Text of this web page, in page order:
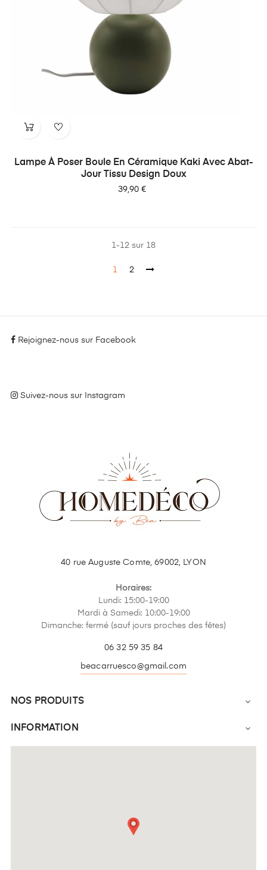
Lampe À Poser Boule En Céramique Kaki Avec Abat-
Jour Tissu Design Doux
Prix
39,90 €
1-12 sur 18
1 2
Rejoignez-nous sur Facebook
Suivez-nous sur Instagram
40 rue Auguste Comte, 69002, LYON
Horaires:
Lundi: 15:00-19:00
Mardi à Samedi: 10:00-19:00
Dimanche: fermé (sauf jours proches des fêtes)
06 32 59 35 84
beacarruesco@gmail.com
NOS PRODUITS 
INFORMATION 